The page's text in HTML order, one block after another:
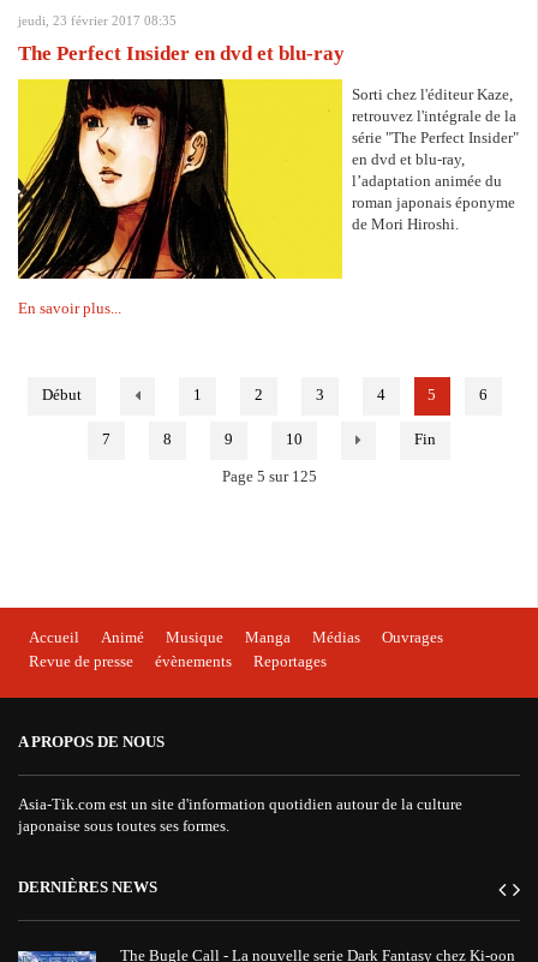
jeudi, 23 février 2017 08:35
The Perfect Insider en dvd et blu-ray
Sorti chez l'éditeur Kaze,
retrouvez l'intégrale de la
série "The Perfect Insider"
en dvd et blu-ray,
l’adaptation animée du
roman japonais éponyme
de Mori Hiroshi.
En savoir plus...
Début 1 2 3 4 5 6
7 8 9 10 Fin
Page 5 sur 125
Accueil Animé Musique Manga Médias
Ouvrages
Revue de presse
évènements Reportages
A PROPOS DE NOUS
Asia-Tik.com est un site d'information quotidien autour de la culture
japonaise sous toutes ses formes.
DERNIÈRES NEWS
The Bugle Call - La nouvelle serie Dark Fantasy chez Ki-oon